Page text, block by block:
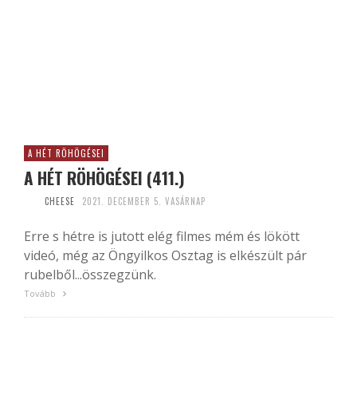
A HÉT RÖHÖGÉSEI
A HÉT RÖHÖGÉSEI (411.)
CHEESE 2021. DECEMBER 5. VASÁRNAP
Erre s hétre is jutott elég filmes mém és lökött
videó, még az Öngyilkos Osztag is elkészült pár
rubelből...összegzünk.
Tovább